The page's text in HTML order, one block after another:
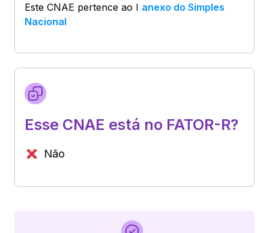
Este CNAE pertence ao I anexo do Simples
Nacional
Esse CNAE está no FATOR-R?
Não